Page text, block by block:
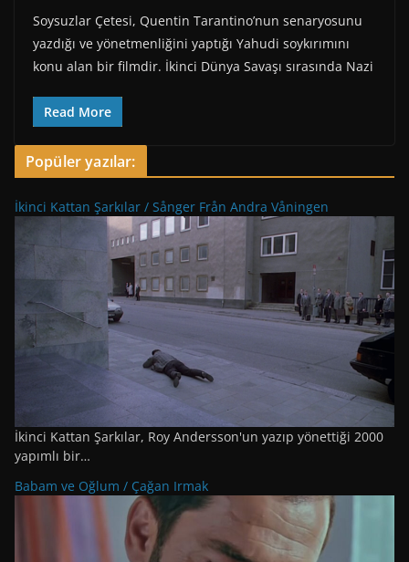
Soysuzlar Çetesi, Quentin Tarantino’nun senaryosunu
yazdığı ve yönetmenliğini yaptığı Yahudi soykırımını
konu alan bir filmdir. İkinci Dünya Savaşı sırasında Nazi
Read More
Popüler yazılar:
İkinci Kattan Şarkılar / Sånger Från Andra Våningen
İkinci Kattan Şarkılar, Roy Andersson'un yazıp yönettiği 2000
yapımlı bir…
Babam ve Oğlum / Çağan Irmak